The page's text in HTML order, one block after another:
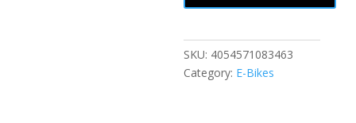
SKU: 4054571083463
Category: E-Bikes